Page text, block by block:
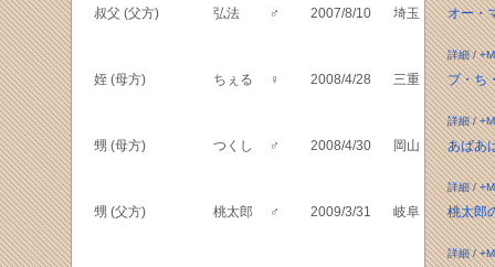
叔父 (父方) 弘法 ♂ 2007/8/10 埼玉 オー・
詳細/
姪 (母方) ちぇる ♀ 2008/4/28 三重 ブ・ち
詳細/
甥 (母方) つくし ♂ 2008/4/30 岡山 あばあ
詳細/
甥 (父方) 桃太郎 ♂ 2009/3/31 岐阜 桃太郎
詳細/